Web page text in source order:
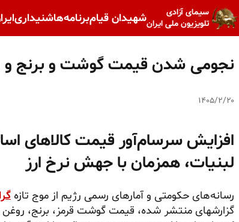
سیمای آزادی
تلویزیون ملی ایرانشهیدان قیامبرنامه‌هاشنیداری
نجومی شدن قیمت گوشت و برنج و
۱۴۰۵/۲/۲۰
افزایش سرسام‌آور قیمت کالاهای
لبنیات، همزمان با جهش نرخ ارز
رسانه‌های حکومتی و آمارهای رسمی رژیم از موج تازه